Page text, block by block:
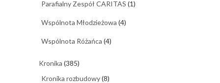
Parafialny Zespół CARITAS (1)
Wspólnota Młodzieżowa (4)
Wspólnota Różańca (4)
Kronika (385)
Kronika rozbudowy(8)